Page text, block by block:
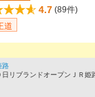
4.7 (89件)
道
だけでなくいろいろとお
路
日リブランドオープンＪＲ姫